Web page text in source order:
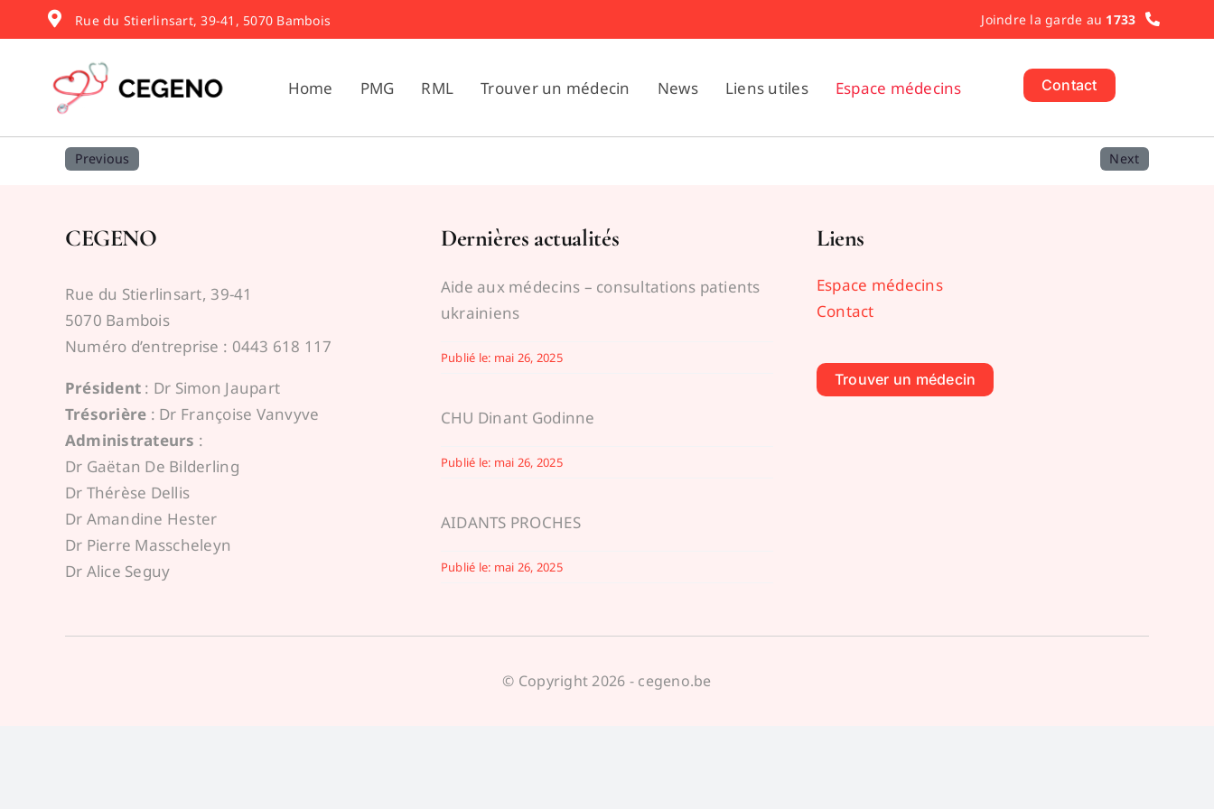
to
Rue du Stierlinsart, 39-41, 5070 Bambois Joindre la garde au 1733
Home PMG RML Trouver un médecin News Liens utiles Espace médecins Contact
Previous Next
CEGENO
Rue du Stierlinsart, 39-41
5070 Bambois
Numéro d’entreprise : 0443 618 117
Président : Dr Simon Jaupart
Trésorière : Dr Françoise Vanvyve
Administrateurs :
Dr Gaëtan De Bilderling
Dr Thérèse Dellis
Dr Amandine Hester
Dr Pierre Masscheleyn
Dr Alice Seguy
Dernières actualités
Aide aux médecins – consultations patients
ukrainiens
Publié le: mai 26, 2025
CHU Dinant Godinne
Publié le: mai 26, 2025
AIDANTS PROCHES
Publié le: mai 26, 2025
Liens
Espace médecins
Contact
Trouver un médecin
© Copyright 2026 - cegeno.be